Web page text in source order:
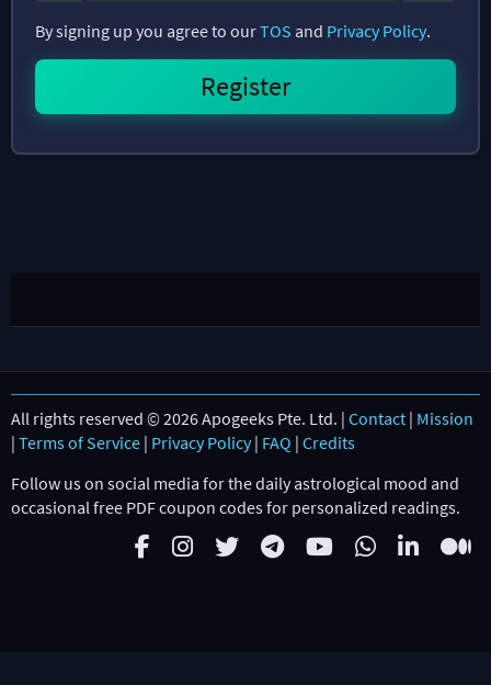
By signing up you agree to ourTOS and Privacy Policy.
All rights reserved © 2026 Apogeeks Pte. Ltd. | Contact | Mission
| Terms of Service | Privacy Policy| FAQ | Credits
Follow us on social media for the daily astrological mood and
occasional free PDF coupon codes for personalized readings.